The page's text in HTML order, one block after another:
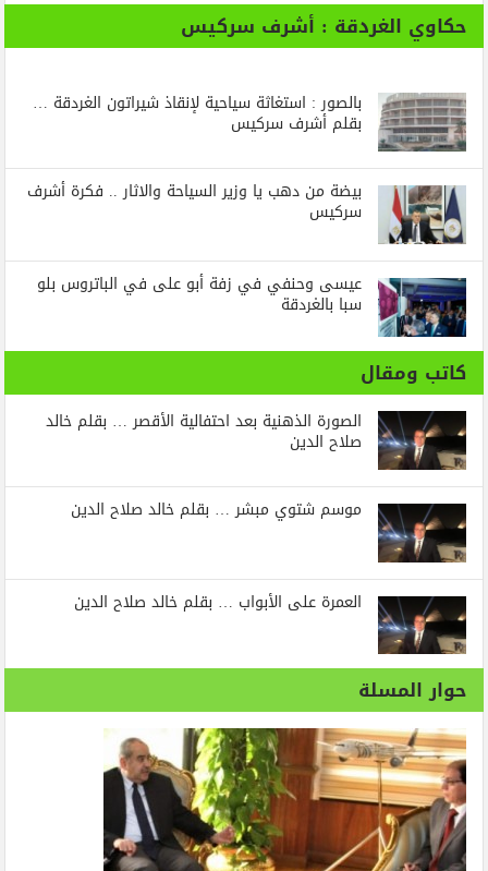
حكاوي الغردقة : أشرف سركيس
بالصور : استغاثة سياحية لإنقاذ شيراتون الغردقة …
بقلم أشرف سركيس
بيضة من دهب يا وزير السياحة والاثار .. فكرة أشرف
سركيس
عيسى وحنفي في زفة أبو على في الباتروس بلو
سبا بالغردقة
كاتب ومقال
الصورة الذهنية بعد احتفالية الأقصر … بقلم خالد
صلاح الدين
موسم شتوي مبشر … بقلم خالد صلاح الدين
العمرة على الأبواب … بقلم خالد صلاح الدين
حوار المسلة